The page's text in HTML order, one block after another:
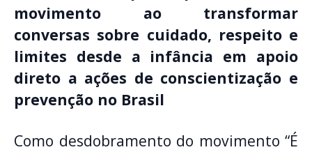
movimento ao transformar
conversas sobre cuidado, respeito e
limites desde a infância em apoio
direto a ações de conscientização e
prevenção no Brasil
Como desdobramento do movimento “É